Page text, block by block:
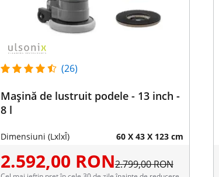
(26)
Mașină de lustruit podele - 13 inch -
8 l
Dimensiuni (LxlxÎ) 60 X 43 X 123 cm
2.592,00 RON2.799,00 RON